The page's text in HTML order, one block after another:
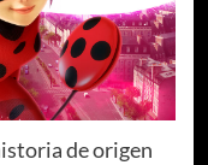
de origen